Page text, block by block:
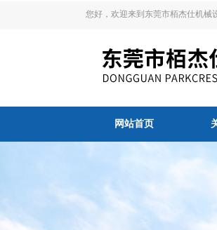
您好，欢迎来到东莞市栢杰仕机械
网站首页